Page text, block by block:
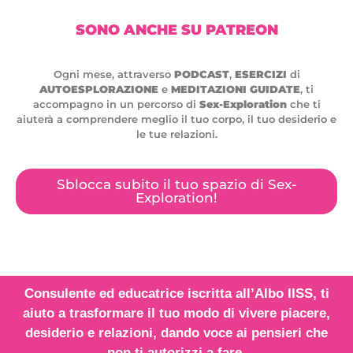
SONO ANCHE SU PATREON
Ogni mese, attraverso PODCAST, ESERCIZI di
AUTOESPLORAZIONE e MEDITAZIONI GUIDATE, ti
accompagno in un percorso di Sex-Explorationche ti
aiuterà a comprendere meglio il tuo corpo, il tuo desiderio e
le tue relazioni.
Sblocca subito il tuo spazio di Sex-
Exploration!
Consulente ed educatrice iscritta all’Albo IISS, ti
aiuto a trasformare il tuo modo di vivere piacere,
desiderio e relazioni, dando voce ai pensieri che